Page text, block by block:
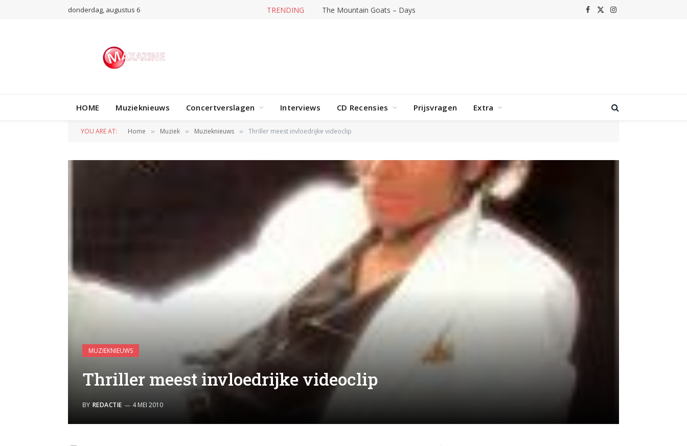
donderdag, augustus 6 TRENDING The Mountain Goats – Days Facebook
X
Instagram
HOME Muzieknieuws Concertverslagen Interviews CD Recensies Prijsvragen Extra
YOU ARE AT: Home » Muziek » Muzieknieuws » Thriller meest invloedrijke videoclip
MUZIEKNIEUWS
Thriller meest invloedrijke videoclip
BY REDACTIE 4 MEI 2010